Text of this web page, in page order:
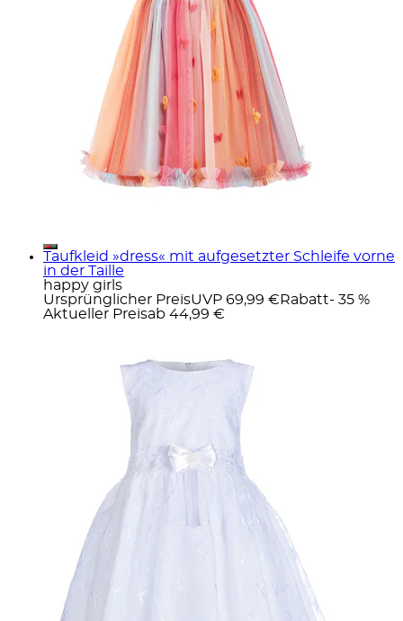
Taufkleid »dress« mit aufgesetzter Schleife vorne
in der Taille
happy girls
Ursprünglicher PreisUVP 69,99 € Rabatt- 35 %
Aktueller Preisab 44,99 €